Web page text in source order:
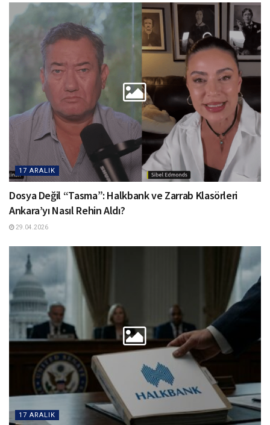
17 ARALIK
Dosya Değil “Tasma”: Halkbank ve Zarrab Klasörleri
Ankara’yı Nasıl Rehin Aldı?
29.04.2026
17 ARALIK